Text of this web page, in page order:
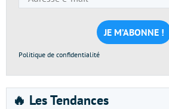
e-
mail
*
Politique de confidentialité
🔥 Les Tendances